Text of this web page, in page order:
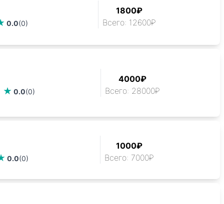
0.0(0)
1800₽
Всего: 12600₽
0.0(0)
4000₽
Всего: 28000₽
0.0(0)
1000₽
Всего: 7000₽